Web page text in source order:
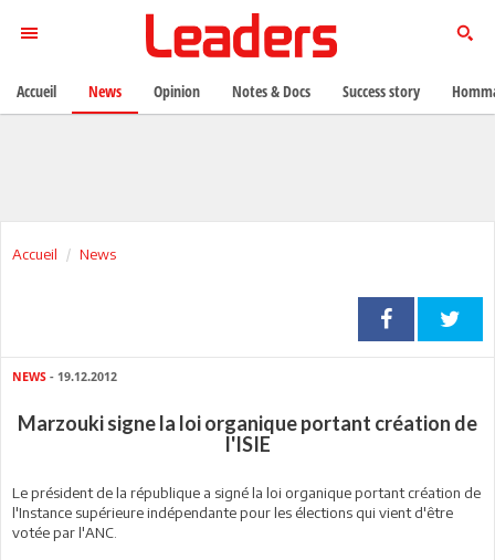
Accueil News
NEWS - 19.12.2012
Marzouki signe la loi organique portant création de
l'ISIE
Le président de la république a signé la loi organique portant création de
l'Instance supérieure indépendante pour les élections qui vient d'être
votée par l'ANC.
Accueil News Opinion Notes & Docs Success story